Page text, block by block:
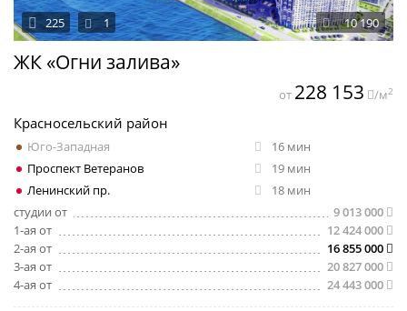
ЖК «Огни залива»
10 190
225 1
Красносельский район
Юго-Западная
16 мин
Проспект Ветеранов
19 мин
Ленинский пр.
18 мин
студии от
9 013 000
1-ая от
12 424 000
2-ая от
16 855 000
3-ая от
20 827 000
4-ая от
24 443 000
от 228 153 /м2